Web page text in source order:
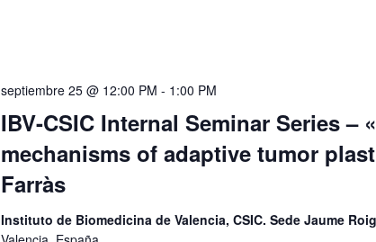
IBV-CSIC Internal Seminar Series –
mechanisms of adaptive tumor
Farràs
septiembre 25 @ 12:00 PM - 1:00 PM
Instituto de Biomedicina de Valencia, CSIC. Sede Jaume Roig